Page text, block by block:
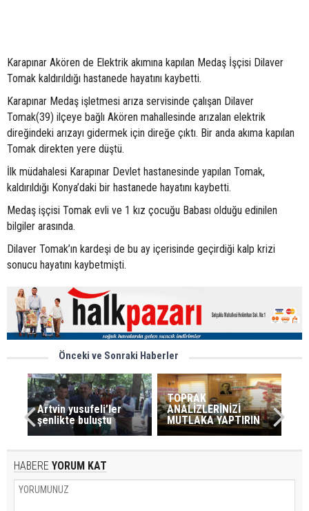
Karapınar Akören de Elektrik akımına kapılan Medaş İşçisi Dilaver
Tomak kaldırıldığı hastanede hayatını kaybetti.
Karapınar Medaş işletmesi arıza servisinde çalışan Dilaver
Tomak(39) ilçeye bağlı Akören mahallesinde arızalan elektrik
direğindeki arızayı gidermek için direğe çıktı. Bir anda akıma kapılan
Tomak direkten yere düştü.
İlk müdahalesi Karapınar Devlet hastanesinde yapılan Tomak,
kaldırıldığı Konya’daki bir hastanede hayatını kaybetti.
Medaş işçisi Tomak evli ve 1 kız çocuğu Babası olduğu edinilen
bilgiler arasında.
Dilaver Tomak’ın kardeşi de bu ay içerisinde geçirdiği kalp krizi
sonucu hayatını kaybetmişti.
Önceki ve Sonraki Haberler
Artvin yusufeli’ler
şenlikte buluştu
TOPRAK
ANALİZLERİNİZİ
MUTLAKA YAPTIRIN
HABERE YORUM KAT